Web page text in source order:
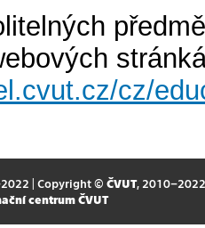
cz/
| Copyright © ČVUT, 2010–2022
centrum ČVUT